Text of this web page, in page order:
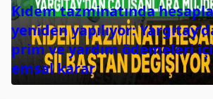
Kıdem tazminatında
yeniden yapılıyor:
prim ve yardım ödemeleri
emsal karar